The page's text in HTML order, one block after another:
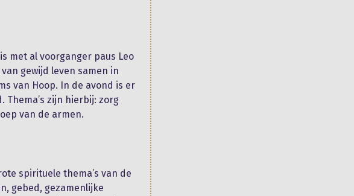
met al voorganger paus Leo
gewijd leven samen in
van Hoop. In de avond is er
zijn hierbij: zorg
van de armen.
spirituele thema’s van de
gebed, gezamenlijke